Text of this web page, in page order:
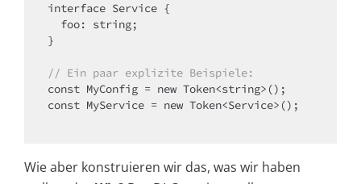
interface Service {
foo: string;
}
// Ein paar explizite Beispiele:
const MyConfig = new
const MyService = new Token<Service>();
Wie aber konstruieren wir das, was wir haben